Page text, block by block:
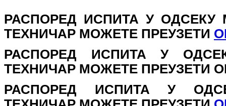
РАСПОРЕД ИСПИТА У ОДСЕКУ
ТЕХНИЧАР МОЖЕТЕ ПРЕУЗЕТИ
РАСПОРЕД ИСПИТА У
ТЕХНИЧАР МОЖЕТЕ ПРЕУЗЕТИ
РАСПОРЕД ИСПИТА У